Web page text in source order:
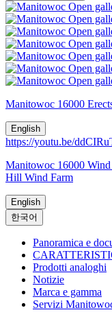
Open
Open
Open
Open
Open
Open
Open
Manitowoc 16000
English
https://youtu.be/
Manitowoc 16000
Hill Wind Farm
English
한국어
Panoramica e
Prodotti analoghi
Notizie
Marca e gamma
Servizi